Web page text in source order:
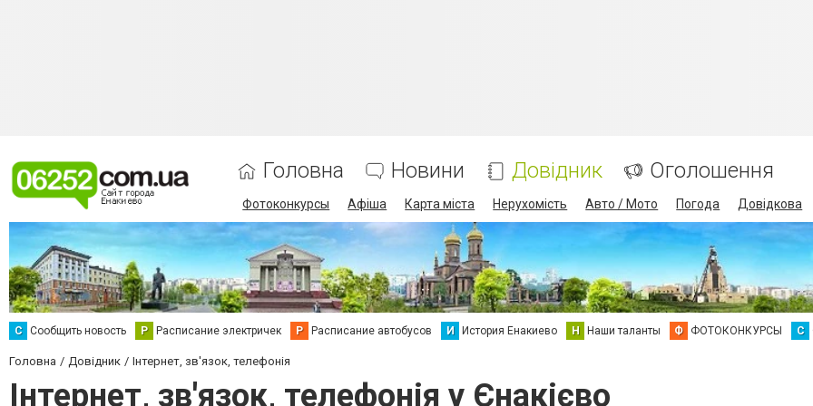
Головна Новини Довідник Оголошення
Фотоконкурсы Афіша Карта міста Нерухомість Авто / Мото Погода Довідкова
С Сообщить новость Р Расписание электричек Р Расписание автобусов И История Енакиево Н Наши таланты Ф ФОТОКОНКУРСЫ С
Головна Довідник Інтернет, зв'язок, телефонія
Інтернет, зв'язок, телефонія у Єнакієво